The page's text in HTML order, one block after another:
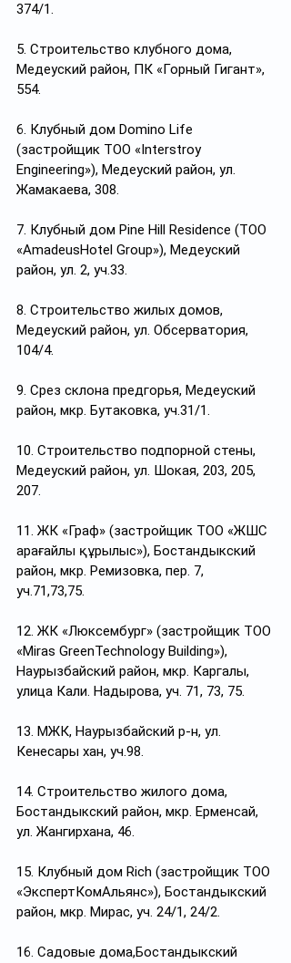
374/1.
5. Строительство клубного дома,
Медеуский район, ПК «Горный Гигант»,
554.
6. Клубный дом Domino Life
(застройщик ТОО «Interstroy
Engineering»), Медеуский район, ул.
Жамакаева, 308.
7. Клубный дом Pine Hill Residence (ТОО
«AmadeusHotel Group»), Медеуский
район, ул. 2, уч.33.
8. Строительство жилых домов,
Медеуский район, ул. Обсерватория,
104/4.
9. Срез склона предгорья, Медеуский
район, мкр. Бутаковка, уч.31/1.
10. Строительство подпорной стены,
Медеуский район, ул. Шокая, 203, 205,
207.
11. ЖК «Граф» (застройщик ТОО «ЖШС
Қарағайлы құрылыс»), Бостандыкский
район, мкр. Ремизовка, пер. 7,
уч.71,73,75.
12. ЖК «Люксембург» (застройщик ТОО
«Miras GreenTechnology Building»),
Наурызбайский район, мкр. Каргалы,
улица Кали. Надырова, уч. 71, 73, 75.
13. МЖК, Наурызбайский р-н, ул.
Кенесары хан, уч.98.
14. Строительство жилого дома,
Бостандыкский район, мкр. Ерменсай,
ул. Жангирхана, 46.
15. Клубный дом Rich (застройщик ТОО
«ЭкспертКомАльянс»), Бостандыкский
район, мкр. Мирас, уч. 24/1, 24/2.
16. Садовые дома,Бостандыкский